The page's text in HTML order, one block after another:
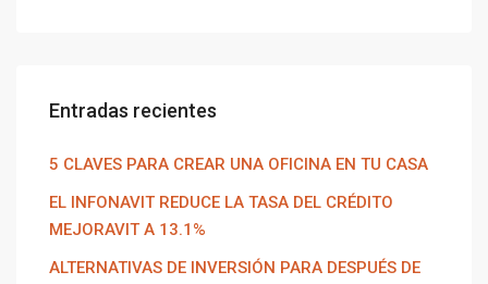
Entradas recientes
5 CLAVES PARA CREAR UNA OFICINA EN TU CASA
EL INFONAVIT REDUCE LA TASA DEL CRÉDITO
MEJORAVIT A 13.1%
ALTERNATIVAS DE INVERSIÓN PARA DESPUÉS DE